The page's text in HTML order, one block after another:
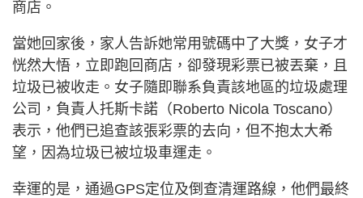
商店。
當她回家後，家人告訴她常用號碼中了大獎，女子才
恍然大悟，立即跑回商店，卻發現彩票已被丟棄，且
垃圾已被收走。女子隨即聯系負責該地區的垃圾處理
公司，負責人托斯卡諾（Roberto Nicola Toscano）
表示，他們已追查該張彩票的去向，但不抱太大希
望，因為垃圾已被垃圾車運走。
幸運的是，通過GPS定位及倒查清運路線，他們最終